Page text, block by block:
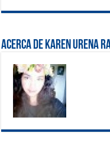
Acerca de Karen Urena